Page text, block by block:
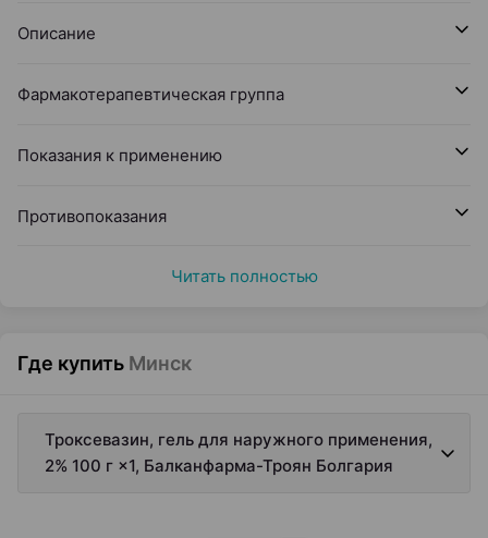
Описание
Фармакотерапевтическая группа
Показания к применению
Противопоказания
Читать полностью
Где купить Минск
Троксевазин, гель для наружного применения,
2% 100 г ×1, Балканфарма-Троян Болгария